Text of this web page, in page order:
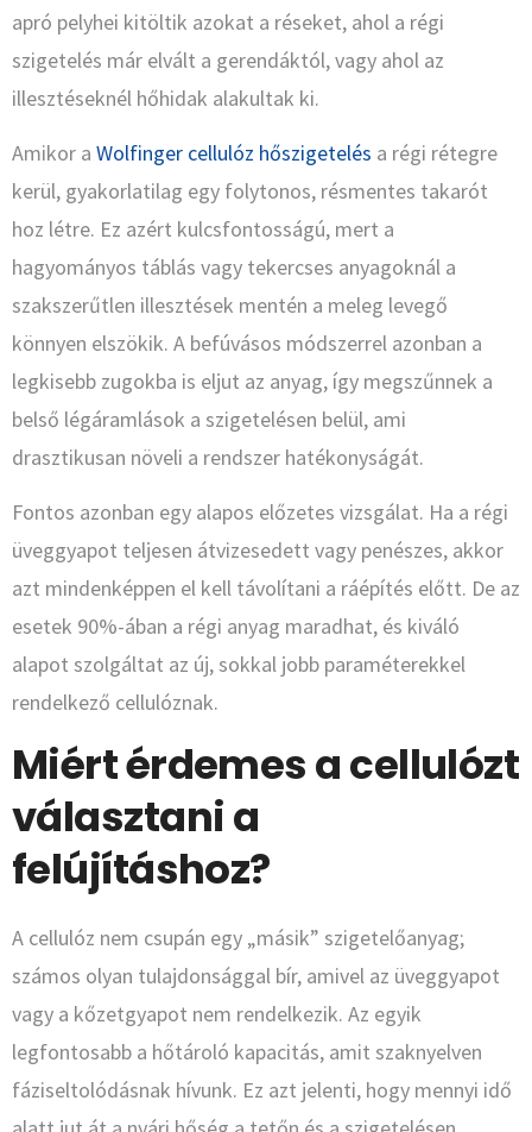
apró pelyhei kitöltik azokat a réseket, ahol a régi
szigetelés már elvált a gerendáktól, vagy ahol az
illesztéseknél hőhidak alakultak ki.
Amikor a Wolfinger cellulóz hőszigetelés a régi rétegre
kerül, gyakorlatilag egy folytonos, résmentes takarót
hoz létre. Ez azért kulcsfontosságú, mert a
hagyományos táblás vagy tekercses anyagoknál a
szakszerűtlen illesztések mentén a meleg levegő
könnyen elszökik. A befúvásos módszerrel azonban a
legkisebb zugokba is eljut az anyag, így megszűnnek a
belső légáramlások a szigetelésen belül, ami
drasztikusan növeli a rendszer hatékonyságát.
Fontos azonban egy alapos előzetes vizsgálat. Ha a régi
üveggyapot teljesen átvizesedett vagy penészes, akkor
azt mindenképpen el kell távolítani a ráépítés előtt. De az
esetek 90%-ában a régi anyag maradhat, és kiváló
alapot szolgáltat az új, sokkal jobb paraméterekkel
rendelkező cellulóznak.
Miért érdemes a cellulózt
választani a
felújításhoz?
A cellulóz nem csupán egy „másik” szigetelőanyag;
számos olyan tulajdonsággal bír, amivel az üveggyapot
vagy a kőzetgyapot nem rendelkezik. Az egyik
legfontosabb a hőtároló kapacitás, amit szaknyelven
fáziseltolódásnak hívunk. Ez azt jelenti, hogy mennyi idő